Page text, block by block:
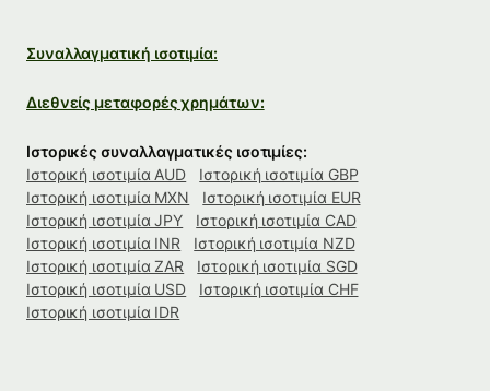
Συναλλαγματική ισοτιμία:
Διεθνείς μεταφορές χρημάτων:
Ιστορικές συναλλαγματικές ισοτιμίες:
Ιστορική ισοτιμία AUD
Ιστορική ισοτιμία GBP
Ιστορική ισοτιμία MXN
Ιστορική ισοτιμία EUR
Ιστορική ισοτιμία JPY
Ιστορική ισοτιμία CAD
Ιστορική ισοτιμία INR
Ιστορική ισοτιμία NZD
Ιστορική ισοτιμία ZAR
Ιστορική ισοτιμία SGD
Ιστορική ισοτιμία USD
Ιστορική ισοτιμία CHF
Ιστορική ισοτιμία IDR